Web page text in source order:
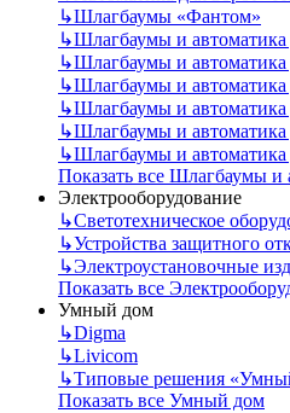
↳Шлагбаумы «Фантом»
↳Шлагбаумы и
↳Шлагбаумы и
↳Шлагбаумы и
↳Шлагбаумы и автоматика
↳Шлагбаумы и
↳Шлагбаумы и автоматика
Показать все Шлагбаумы и
Электрооборудование
↳Светотехническое
↳Устройства защитного
↳Электроустановочные
Показать все
Умный дом
↳Digma
↳Livicom
↳Типовые решения
Показать все Умный дом